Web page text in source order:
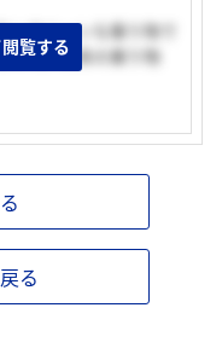
クリーンな乗り物で
ので。未来の乗り物
覧する
る